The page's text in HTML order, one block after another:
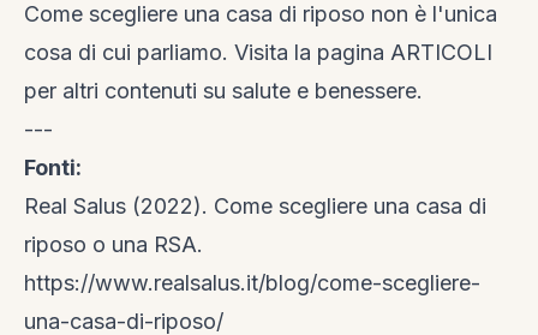
Come scegliere una casa di riposo non è l'unica
cosa di cui parliamo. Visita la pagina ARTICOLI
per altri contenuti su salute e benessere.
---
Fonti:
Real Salus (2022). Come scegliere una casa di
riposo o una RSA.
https://www.realsalus.it/blog/come-scegliere-
una-casa-di-riposo/